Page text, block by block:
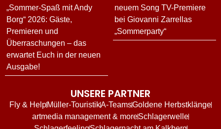
„Sommer-Spaß mit Andy
Borg“ 2026: Gäste,
Premieren und
Überraschungen – das
erwartet Euch in der neuen
Ausgabe!
neuem Song TV-Premiere
bei Giovanni Zarrellas
„Sommerparty“
UNSERE PARTNER
Fly & HelpMüller-TouristikA-TeamsGoldene Herbstklänge
artmedia management & moreSchlagerwelle